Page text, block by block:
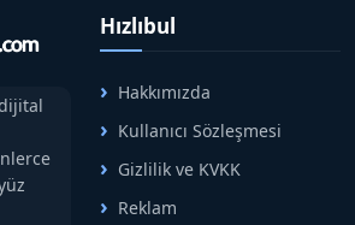
Hızlıbul
Hakkımızda
Kullanıcı Sözleşmesi
Gizlilik ve KVKK
Reklam